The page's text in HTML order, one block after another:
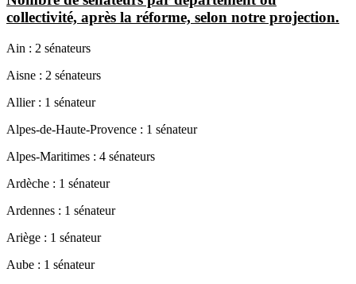
collectivité, après la réforme, selon notre projection.
Ain : 2 sénateurs
Aisne : 2 sénateurs
Allier : 1 sénateur
Alpes-de-Haute-Provence : 1 sénateur
Alpes-Maritimes : 4 sénateurs
Ardèche : 1 sénateur
Ardennes : 1 sénateur
Ariège : 1 sénateur
Aube : 1 sénateur